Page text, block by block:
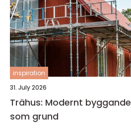
inspiration
31. July 2026
Trähus: Modernt
som grund